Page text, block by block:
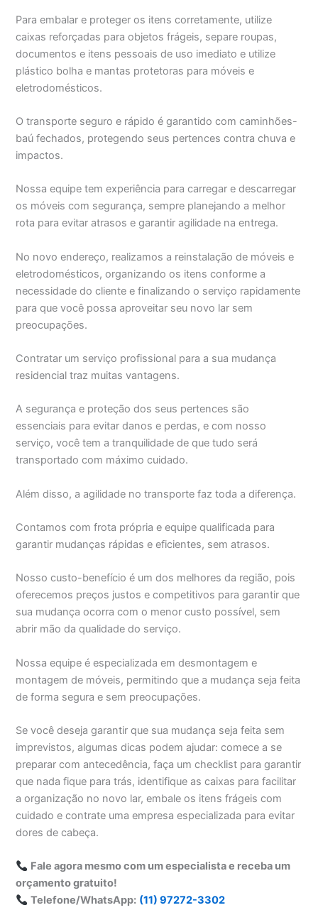
Para embalar e proteger os itens corretamente, utilize
caixas reforçadas para objetos frágeis, separe roupas,
documentos e itens pessoais de uso imediato e utilize
plástico bolha e mantas protetoras para móveis e
eletrodomésticos.
O transporte seguro e rápido é garantido com caminhões-
baú fechados, protegendo seus pertences contra chuva e
impactos.
Nossa equipe tem experiência para carregar e descarregar
os móveis com segurança, sempre planejando a melhor
rota para evitar atrasos e garantir agilidade na entrega.
No novo endereço, realizamos a reinstalação de móveis e
eletrodomésticos, organizando os itens conforme a
necessidade do cliente e finalizando o serviço rapidamente
para que você possa aproveitar seu novo lar sem
preocupações.
Contratar um serviço profissional para a sua mudança
residencial traz muitas vantagens.
A segurança e proteção dos seus pertences são
essenciais para evitar danos e perdas, e com nosso
serviço, você tem a tranquilidade de que tudo será
transportado com máximo cuidado.
Além disso, a agilidade no transporte faz toda a diferença.
Contamos com frota própria e equipe qualificada para
garantir mudanças rápidas e eficientes, sem atrasos.
Nosso custo-benefício é um dos melhores da região, pois
oferecemos preços justos e competitivos para garantir que
sua mudança ocorra com o menor custo possível, sem
abrir mão da qualidade do serviço.
Nossa equipe é especializada em desmontagem e
montagem de móveis, permitindo que a mudança seja feita
de forma segura e sem preocupações.
Se você deseja garantir que sua mudança seja feita sem
imprevistos, algumas dicas podem ajudar: comece a se
preparar com antecedência, faça um checklist para garantir
que nada fique para trás, identifique as caixas para facilitar
a organização no novo lar, embale os itens frágeis com
cuidado e contrate uma empresa especializada para evitar
dores de cabeça.
Fale agora mesmo com um especialista e receba um
orçamento gratuito!
Telefone/WhatsApp: (11) 97272-3302